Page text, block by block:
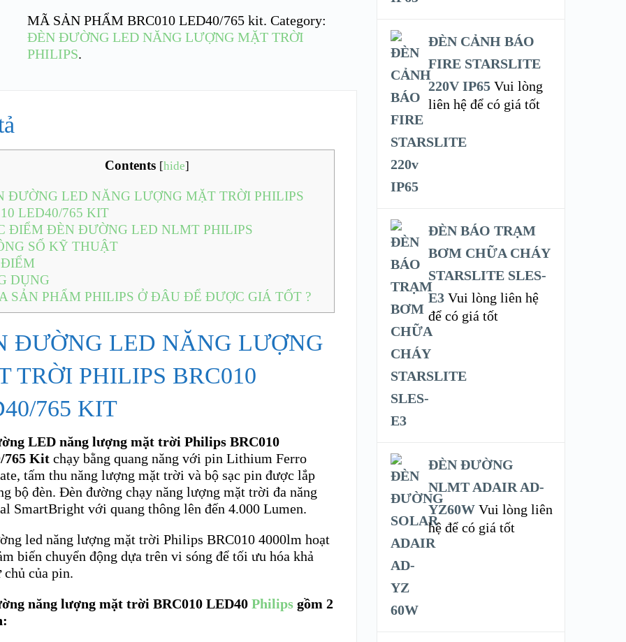
MÃ SẢN PHẨM BRC010 LED40/765 kit. Category:
ĐÈN ĐƯỜNG LED NĂNG LƯỢNG MẶT TRỜI
PHILIPS.
Contents [hide]
ĐƯỜNG LED NĂNG LƯỢNG MẶT TRỜI PHILIPS
LED40/765 KIT
ĐIỂM ĐÈN ĐƯỜNG LED NLMT PHILIPS
SỐ KỸ THUẬT
DỤNG
SẢN PHẨM PHILIPS Ở ĐÂU ĐỂ ĐƯỢC GIÁ TỐT ?
ĐƯỜNG LED NĂNG LƯỢNG
TRỜI PHILIPS BRC010
765 KIT
LED năng lượng mặt trời Philips BRC010
765 Kitchạy bằng quang năng với pin Lithium Ferro
tấm thu năng lượng mặt trời và bộ sạc pin được lắp
bộ đèn. Đèn đường chạy năng lượng mặt trời đa năng
SmartBright với quang thông lên đến 4.000 Lumen.
led năng lượng mặt trời Philips BRC010 4000lm hoạt
biến chuyển động dựa trên vi sóng để tối ưu hóa khả
chủ của pin.
năng lượng mặt trời BRC010 LED40Philips gồm 2
ĐÈN CẢNH BÁO
FIRE STARSLITE
220V IP65 Vui lòng
liên hệ để có giá tốt
ĐÈN BÁO TRẠM
BƠM CHỮA CHÁY
STARSLITE SLES-
E3 Vui lòng liên hệ
để có giá tốt
ĐÈN ĐƯỜNG
NLMT ADAIR AD-
YZ60W Vui lòng liên
hệ để có giá tốt